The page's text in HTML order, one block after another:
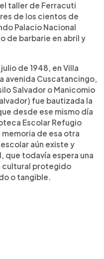
taller de Ferracuti
de los cientos de
Palacio Nacional
de barbarie en abril y
de 1948, en Villa
avenida Cuscatancingo,
Salvador o Manicomio
fue bautizada la
desde ese mismo día
Escolar Refugio
de esa otra
aún existe y
que todavía espera una
cultural protegido
o tangible.